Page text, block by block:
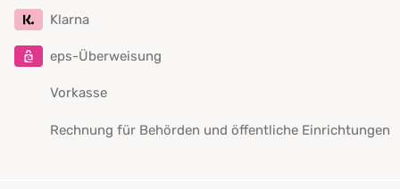
Klarna
eps-Überweisung
Vorkasse
Rechnung für Behörden und öffentliche Einrichtungen